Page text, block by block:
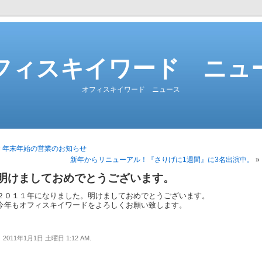
ィスキイワード ニュ
オフィスキイワード ニュース
年末年始の営業のお知らせ
新年からリニューアル！『さりげに1週間』に3名出演中。
»
けましておめでとうございます。
０１１年になりました。明けましておめでとうございます。
年もオフィスキイワードをよろしくお願い致します。
2011年1月1日 土曜日 1:12 AM.